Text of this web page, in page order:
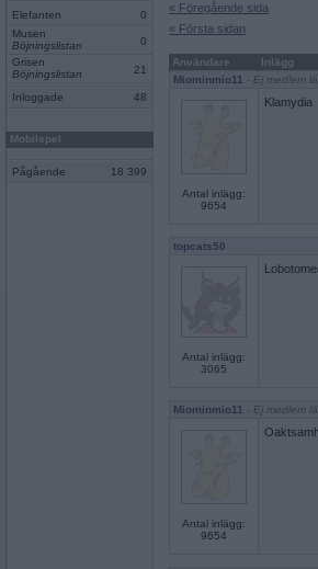
Elefanten
0
Musen
Böjningslistan
0
Grisen
Böjningslistan
21
Inloggade 48
Mobilspel
Pågående 18 399
« Föregående sida
« Första sidan
Användare
Inlägg
Miominmio11 - Ej medlem
Antal inlägg:
9654
Klamydia
topcats50
Antal inlägg:
3065
Miominmio11 - Ej medlem
Antal inlägg:
9654